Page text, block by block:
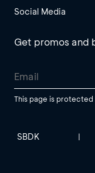
Social Media
Get promos and
This page is protected
SBDK |